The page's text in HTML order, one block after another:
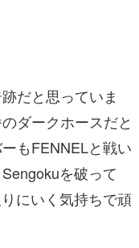
だと思っていま
ダークホースだと
もFENNELと戦い
を破って
にいく気持ちで頑